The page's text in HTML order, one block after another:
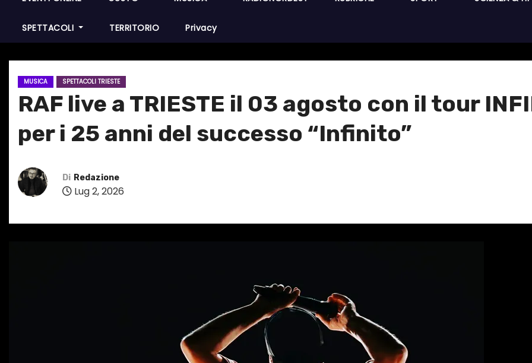
SPETTACOLI TERRITORIO Privacy
MUSICA SPETTACOLI TRIESTE
RAF live a TRIESTE il 03 agosto con il tour
per i 25 anni del successo “Infinito”
Di Redazione
Lug 2, 2026